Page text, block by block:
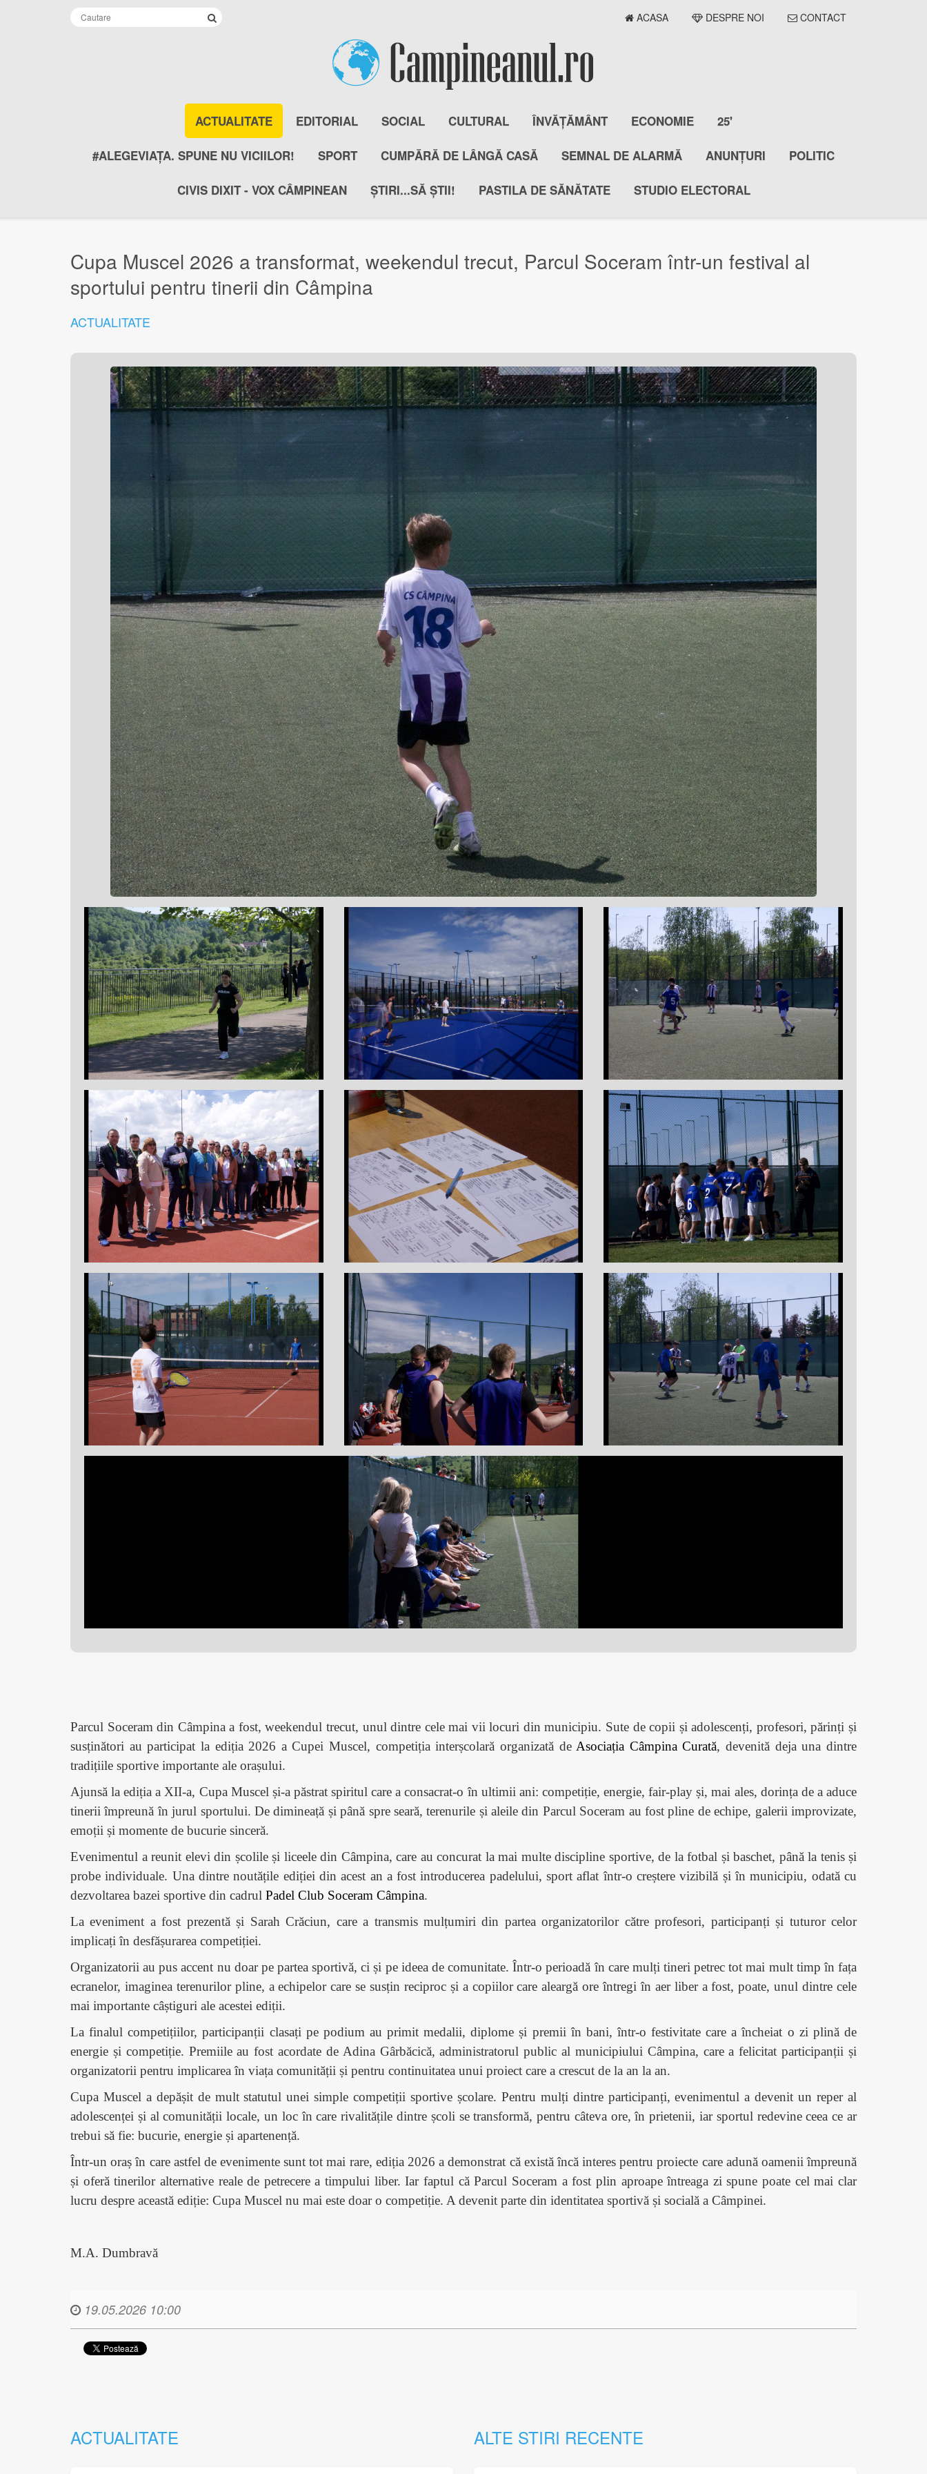
ACASA DESPRE NOI CONTACT
ACTUALITATE EDITORIAL SOCIAL CULTURAL ÎNVĂȚĂMÂNT ECONOMIE 25'
#ALEGEVIAȚA. SPUNE NU VICIILOR! SPORT CUMPĂRĂ DE LÂNGĂ CASĂ SEMNAL DE ALARMĂ ANUNȚURI POLITIC
CIVIS DIXIT - VOX CÂMPINEAN ȘTIRI...SĂ ȘTII! PASTILA DE SĂNĂTATE STUDIO ELECTORAL
Cupa Muscel 2026 a transformat, weekendul trecut, Parcul Soceram într-un festival al
sportului pentru tinerii din Câmpina
ACTUALITATE
Parcul Soceram din Câmpina a fost, weekendul trecut, unul dintre cele mai vii locuri din municipiu. Sute de copii și adolescenți, profesori, părinți și
susținători au participat la ediția 2026 a Cupei Muscel, competiția interșcolară organizată de Asociația Câmpina Curată, devenită deja una dintre
tradițiile sportive importante ale orașului.
Ajunsă la ediția a XII-a, Cupa Muscel și-a păstrat spiritul care a consacrat-o în ultimii ani: competiție, energie, fair-play și, mai ales, dorința de a aduce
tinerii împreună în jurul sportului. De dimineață și până spre seară, terenurile și aleile din Parcul Soceram au fost pline de echipe, galerii improvizate,
emoții și momente de bucurie sinceră.
Evenimentul a reunit elevi din școlile și liceele din Câmpina, care au concurat la mai multe discipline sportive, de la fotbal și baschet, până la tenis și
probe individuale. Una dintre noutățile ediției din acest an a fost introducerea padelului, sport aflat într-o creștere vizibilă și în municipiu, odată cu
dezvoltarea bazei sportive din cadrul Padel Club Soceram Câmpina.
La eveniment a fost prezentă și Sarah Crăciun, care a transmis mulțumiri din partea organizatorilor către profesori, participanți și tuturor celor
implicați în desfășurarea competiției.
Organizatorii au pus accent nu doar pe partea sportivă, ci și pe ideea de comunitate. Într-o perioadă în care mulți tineri petrec tot mai mult timp în fața
ecranelor, imaginea terenurilor pline, a echipelor care se susțin reciproc și a copiilor care aleargă ore întregi în aer liber a fost, poate, unul dintre cele
mai importante câștiguri ale acestei ediții.
La finalul competițiilor, participanții clasați pe podium au primit medalii, diplome și premii în bani, într-o festivitate care a încheiat o zi plină de
energie și competiție. Premiile au fost acordate de Adina Gârbăcică, administratorul public al municipiului Câmpina, care a felicitat participanții și
organizatorii pentru implicarea în viața comunității și pentru continuitatea unui proiect care a crescut de la an la an.
Cupa Muscel a depășit de mult statutul unei simple competiții sportive școlare. Pentru mulți dintre participanți, evenimentul a devenit un reper al
adolescenței și al comunității locale, un loc în care rivalitățile dintre școli se transformă, pentru câteva ore, în prietenii, iar sportul redevine ceea ce ar
trebui să fie: bucurie, energie și apartenență.
Într-un oraș în care astfel de evenimente sunt tot mai rare, ediția 2026 a demonstrat că există încă interes pentru proiecte care adună oamenii împreună
și oferă tinerilor alternative reale de petrecere a timpului liber. Iar faptul că Parcul Soceram a fost plin aproape întreaga zi spune poate cel mai clar
lucru despre această ediție: Cupa Muscel nu mai este doar o competiție. A devenit parte din identitatea sportivă și socială a Câmpinei.
M.A. Dumbravă
19.05.2026 10:00
ACTUALITATE ALTE STIRI RECENTE